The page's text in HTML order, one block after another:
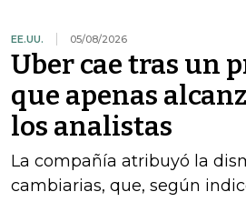
EE.UU. 05/08/2026
Uber cae tras un
que apenas
los analistas
La compañía atribuyó la
cambiarias, que, según